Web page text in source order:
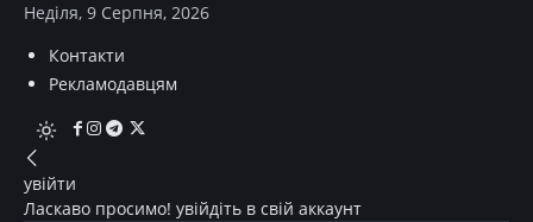
Неділя, 9 Серпня, 2026
Контакти
Рекламодавцям
увійти
Ласкаво просимо! увійдіть в свій аккаунт